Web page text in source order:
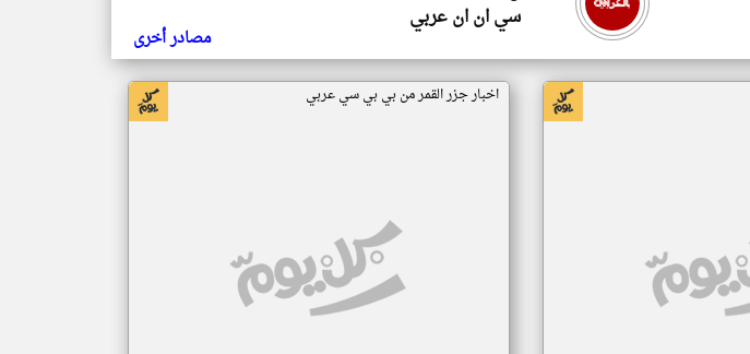
سي ان ان عربي
مصادر أخرى
اخبار جزر القمر من بي بي سي عربي